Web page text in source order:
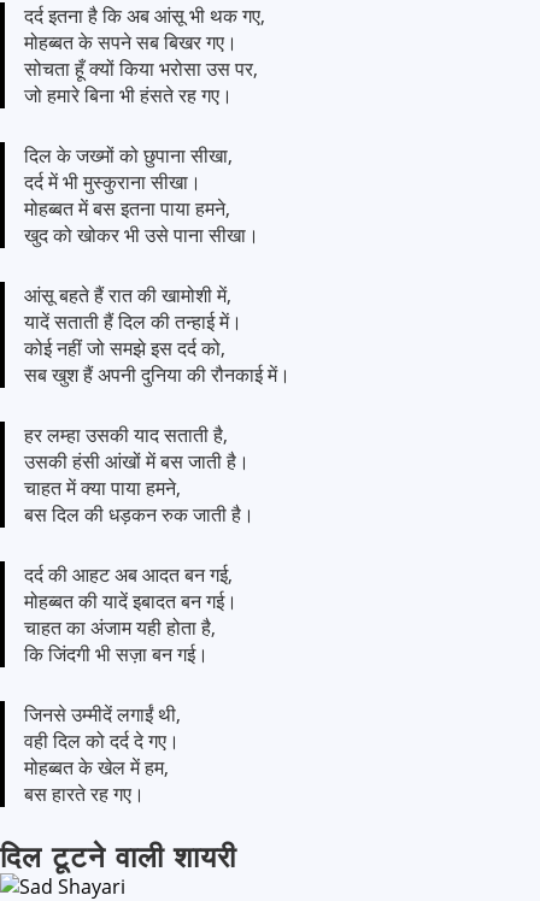
दर्द इतना है कि अब आंसू भी थक गए,
मोहब्बत के सपने सब बिखर गए।
सोचता हूँ क्यों किया भरोसा उस पर,
जो हमारे बिना भी हंसते रह गए।
दिल के जख्मों को छुपाना सीखा,
दर्द में भी मुस्कुराना सीखा।
मोहब्बत में बस इतना पाया हमने,
खुद को खोकर भी उसे पाना सीखा।
आंसू बहते हैं रात की खामोशी में,
यादें सताती हैं दिल की तन्हाई में।
कोई नहीं जो समझे इस दर्द को,
सब खुश हैं अपनी दुनिया की रौनकाई में।
हर लम्हा उसकी याद सताती है,
उसकी हंसी आंखों में बस जाती है।
चाहत में क्या पाया हमने,
बस दिल की धड़कन रुक जाती है।
दर्द की आहट अब आदत बन गई,
मोहब्बत की यादें इबादत बन गई।
चाहत का अंजाम यही होता है,
कि जिंदगी भी सज़ा बन गई।
जिनसे उम्मीदें लगाईं थी,
वही दिल को दर्द दे गए।
मोहब्बत के खेल में हम,
बस हारते रह गए।
दिल टूटने वाली शायरी